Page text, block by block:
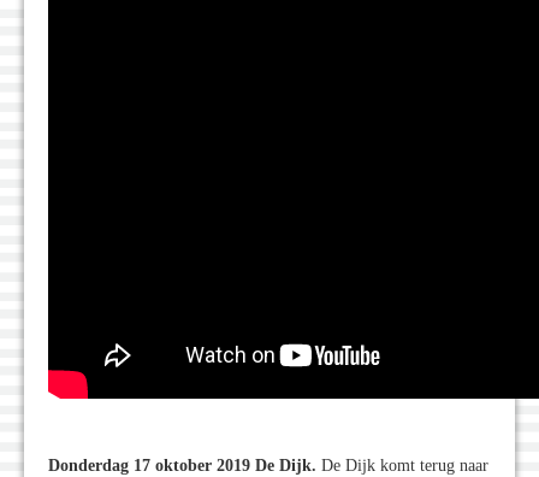
Donderdag 17 oktober 2019 De Dijk. De Dijk komt terug naar